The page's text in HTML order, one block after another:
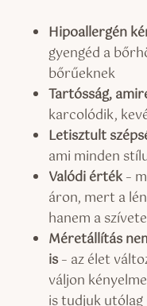
Hipoallergén
gyengéd a
bőrűeknek
Tartósság,
karcolódik,
Letisztult
ami minden
Valódi érték–
áron, mert a
hanem a
Méretállítás
is– az élet
váljon
is tudjuk utólag